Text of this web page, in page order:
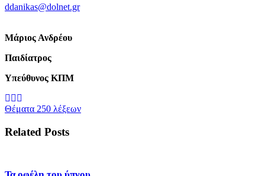
ddanikas@dolnet.gr
Μάριος Ανδρέου
Παιδίατρος
Υπεύθυνος ΚΠΜ
Θέματα 250 λέξεων
Related Posts